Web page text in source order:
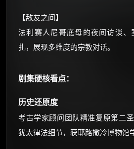
【敌友之间】
法利赛人尼哥底母的夜间访谈
扎，展现多维度的宗教对话。
剧集硬核看点：
历史还原度
考古学家顾问团队精准复原第二
犹太律法细节，获耶路撒冷博物馆